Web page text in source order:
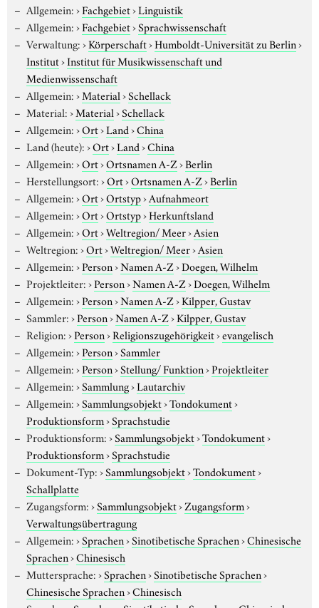
Allgemein:›Fachgebiet›Linguistik
Allgemein:›Fachgebiet›Sprachwissenschaft
Verwaltung:›Körperschaft›Humboldt-Universität zu Berlin›
Institut›Institut für Musikwissenschaft und
Medienwissenschaft
Allgemein:›Material›Schellack
Material:›Material›Schellack
Allgemein:›Ort›Land›China
Land (heute):›Ort›Land›China
Allgemein:›Ort›Ortsnamen A-Z›Berlin
Herstellungsort:›Ort›Ortsnamen A-Z›Berlin
Allgemein:›Ort›Ortstyp›Aufnahmeort
Allgemein:›Ort›Ortstyp›Herkunftsland
Allgemein:›Ort›Weltregion/ Meer›Asien
Weltregion:›Ort›Weltregion/ Meer›Asien
Allgemein:›Person›Namen A-Z›Doegen, Wilhelm
Projektleiter:›Person›Namen A-Z›Doegen, Wilhelm
Allgemein:›Person›Namen A-Z›Kilpper, Gustav
Sammler:›Person›Namen A-Z›Kilpper, Gustav
Religion:›Person›Religionszugehörigkeit›evangelisch
Allgemein:›Person›Sammler
Allgemein:›Person›Stellung/ Funktion›Projektleiter
Allgemein:›Sammlung›Lautarchiv
Allgemein:›Sammlungsobjekt›Tondokument›
Produktionsform›Sprachstudie
Produktionsform:›Sammlungsobjekt›Tondokument›
Produktionsform›Sprachstudie
Dokument-Typ:›Sammlungsobjekt›Tondokument›
Schallplatte
Zugangsform:›Sammlungsobjekt›Zugangsform›
Verwaltungsübertragung
Allgemein:›Sprachen›Sinotibetische Sprachen›Chinesische
Sprachen›Chinesisch
Muttersprache:›Sprachen›Sinotibetische Sprachen›
Chinesische Sprachen›Chinesisch